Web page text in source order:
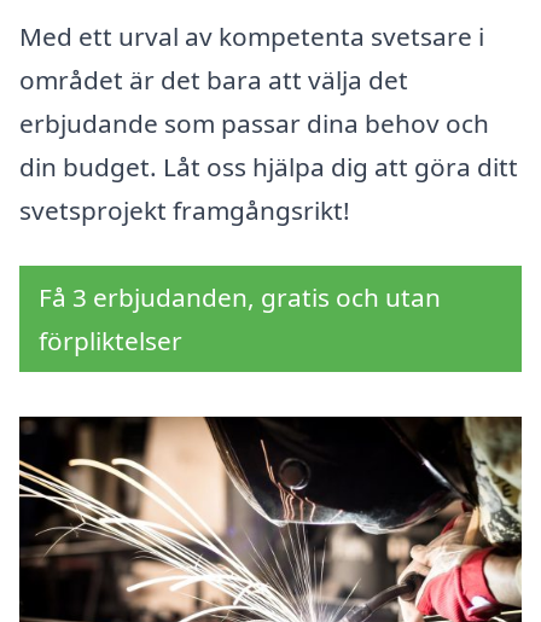
Med ett urval av kompetenta svetsare i
området är det bara att välja det
erbjudande som passar dina behov och
din budget. Låt oss hjälpa dig att göra ditt
svetsprojekt framgångsrikt!
Få 3 erbjudanden, gratis och utan
förpliktelser